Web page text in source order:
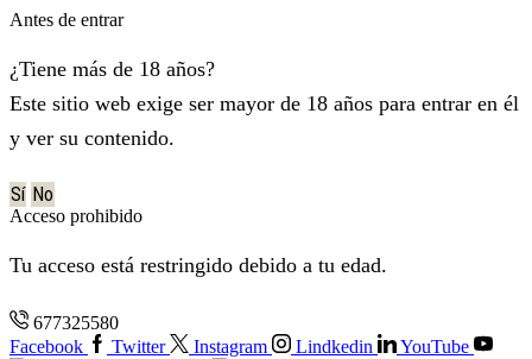
Antes de entrar
¿Tiene más de 18 años?
Este sitio web exige ser mayor de 18 años para entrar en él
y ver su contenido.
Sí No
Acceso prohibido
Tu acceso está restringido debido a tu edad.
677325580
Facebook
Twitter Instagram Lindkedin YouTube